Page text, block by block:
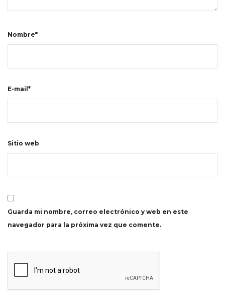
Nombre*
E-mail*
Sitio web
Guarda mi nombre, correo electrónico y web en este
navegador para la próxima vez que comente.